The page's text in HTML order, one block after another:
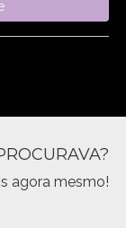
agora mesmo!